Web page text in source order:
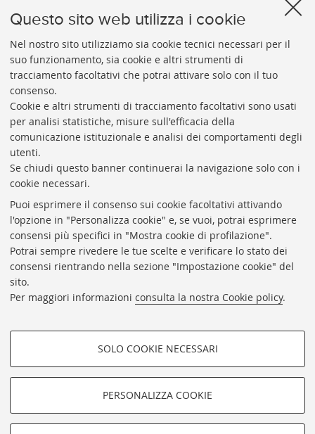
Questo sito web utilizza i cookie
Nel nostro sito utilizziamo sia cookie tecnici necessari per il
suo funzionamento, sia cookie e altri strumenti di
tracciamento facoltativi che potrai attivare solo con il tuo
consenso.
Cookie e altri strumenti di tracciamento facoltativi sono usati
per analisi statistiche, misure sull'efficacia della
comunicazione istituzionale e analisi dei comportamenti degli
utenti.
Se chiudi questo banner continuerai la navigazione solo con i
cookie necessari.
Puoi esprimere il consenso sui cookie facoltativi attivando
l'opzione in "Personalizza cookie" e, se vuoi, potrai esprimere
consensi più specifici in "Mostra cookie di profilazione".
Potrai sempre rivedere le tue scelte e verificare lo stato dei
consensi rientrando nella sezione "Impostazione cookie" del
sito.
Per maggiori informazioni consulta la nostra Cookie policy.
COOKIE DI PROFILAZIONE -
FACOLTATIVI
navigazione degli utenti, creare profili in base al loro comportamento
SOLO COOKIE NECESSARI
PERSONALIZZA COOKIE
all'inizio della sezione, dal Memoriale di gabinetto 1941 e
dall'Annuario 1941-42; A. da timbro ad inchiostro blu sul
verso. - Data di esec. relativa all'avvenimento. - Siebert era il
Presidente del Consiglio dei Ministri della Baviera.
Vai al catalogo: https://sol.unibo.it/SebinaOpac/.do?
idopac=UBO2944405
Responsabile scientifico: prof. Roberto Balzani
Coordinatrice gestionale: Maria Pia Torricelli
Archivio storico dell'Università di Bologna
Via Zamboni, 33 - 40126 Bologna (BO)
Dove siamo
Regolamento
Privacy e note legali
Impostazioni Cookie